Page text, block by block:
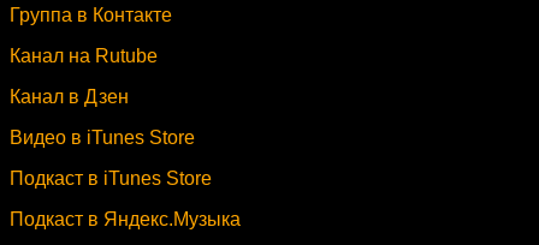
Группа в Контакте
Канал на Rutube
Канал в Дзен
Видео в iTunes Store
Подкаст в iTunes Store
Подкаст в Яндекс.Музыка